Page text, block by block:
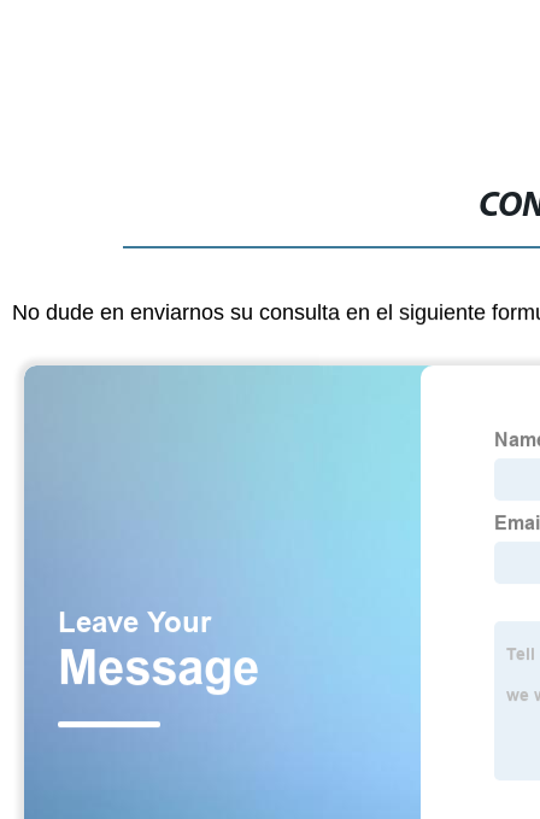
No dude en enviarnos su consulta en el siguiente